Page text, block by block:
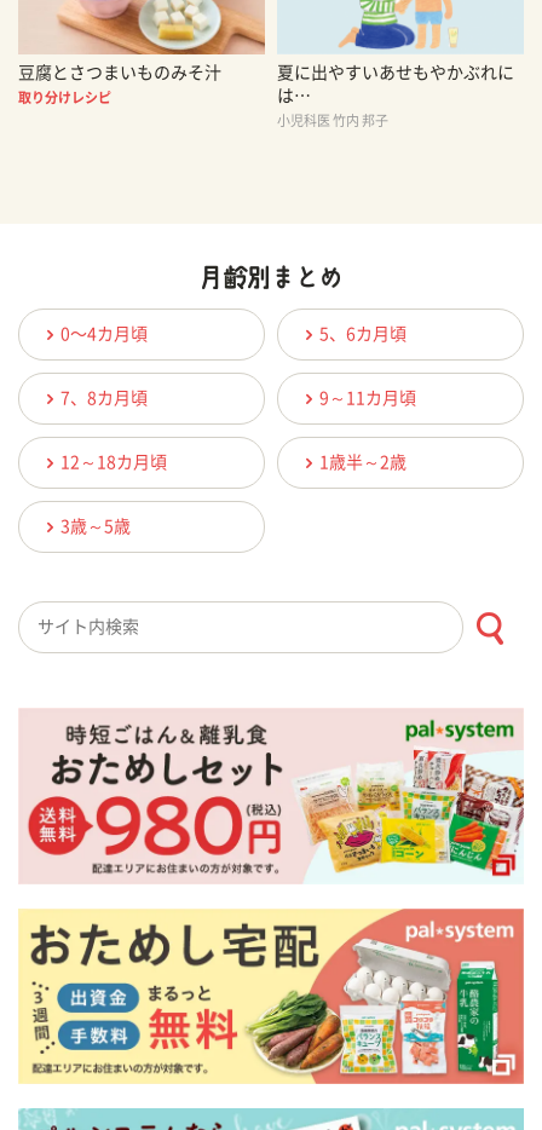
豆腐とさつまいものみそ汁
取り分けレシピ
夏に出やすいあせもやかぶれに
は…
小児科医 竹内 邦子
0〜4カ月頃 5、6カ月頃
7、8カ月頃 9～11カ月頃
12～18カ月頃 1歳半～2歳
3歳～5歳
検索キーワード入力